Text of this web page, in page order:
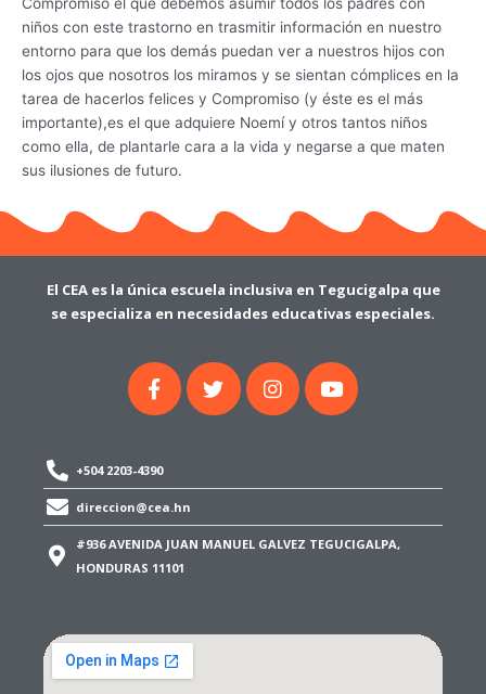
niños con este trastorno en trasmitir información en nuestro
entorno para que los demás puedan ver a nuestros hijos con
los ojos que nosotros los miramos y se sientan cómplices en la
tarea de hacerlos felices y Compromiso (y éste es el más
importante),es el que adquiere Noemí y otros tantos niños
como ella, de plantarle cara a la vida y negarse a que maten
sus ilusiones de futuro.
El CEA es la única escuela inclusiva en Tegucigalpa que
se especializa en necesidades educativas especiales.
F
a
c
o
o
k
-
f
T
w
i
r
I
n
s
r
m
Y
o
u
e
+504 2203-4390
direccion@cea.hn
#936 AVENIDA JUAN MANUEL GALVEZ TEGUCIGALPA,
HONDURAS 11101